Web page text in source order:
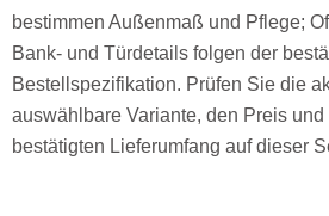
bestimmen Außenmaß und Pflege;
Bank- und Türdetails folgen der
Bestellspezifikation. Prüfen Sie die
auswählbare Variante, den Preis
bestätigten Lieferumfang auf dieser